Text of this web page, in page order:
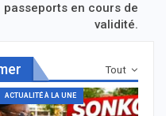
passeports en cours de
validité.
Tout
ACTUALITÉ À LA UNE